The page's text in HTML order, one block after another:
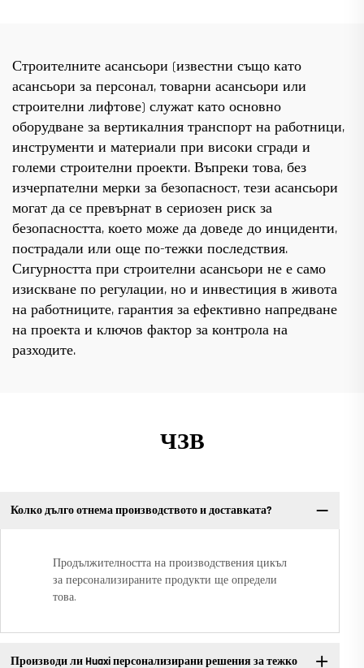
Строителните асансьори (известни също като
асансьори за персонал, товарни асансьори или
строителни лифтове) служат като основно
оборудване за вертикалния транспорт на работници,
инструменти и материали при високи сгради и
големи строителни проекти. Въпреки това, без
изчерпателни мерки за безопасност, тези асансьори
могат да се превърнат в сериозен риск за
безопасността, което може да доведе до инциденти,
пострадали или още по-тежки последствия.
Сигурността при строителни асансьори не е само
изискване по регулации, но и инвестиция в живота
на работниците, гарантия за ефективно напредване
на проекта и ключов фактор за контрола на
разходите.
ЧЗВ
Колко дълго отнема производството и доставката?
Продължителността на производствения цикъл
за персонализираните продукти ще определи
това.
Производи ли Huaxi персонализирани решения за тежко